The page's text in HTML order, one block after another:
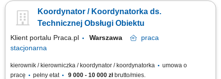
realizacja prac montażowych instalacji sanitarnych zgodnie z
dokumentacją techniczną, wykonywanie samodzielnie lub w grupie prac
Koordynator / Koordynatorka ds.
Technicznej Obsługi Obiektu
Klient portalu Praca.pl Warszawa
praca
stacjonarna
kierownik / kierowniczka / koordynator / koordynatorka
umowa o
pracę
pełny etat 9 000 - 10 000 złbrutto/mies.